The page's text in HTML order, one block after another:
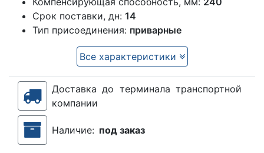
Срок поставки, дн: 14
Тип присоединения: приварные
Все характеристики
Доставка до терминала транспортной
компании
Наличие: под заказ